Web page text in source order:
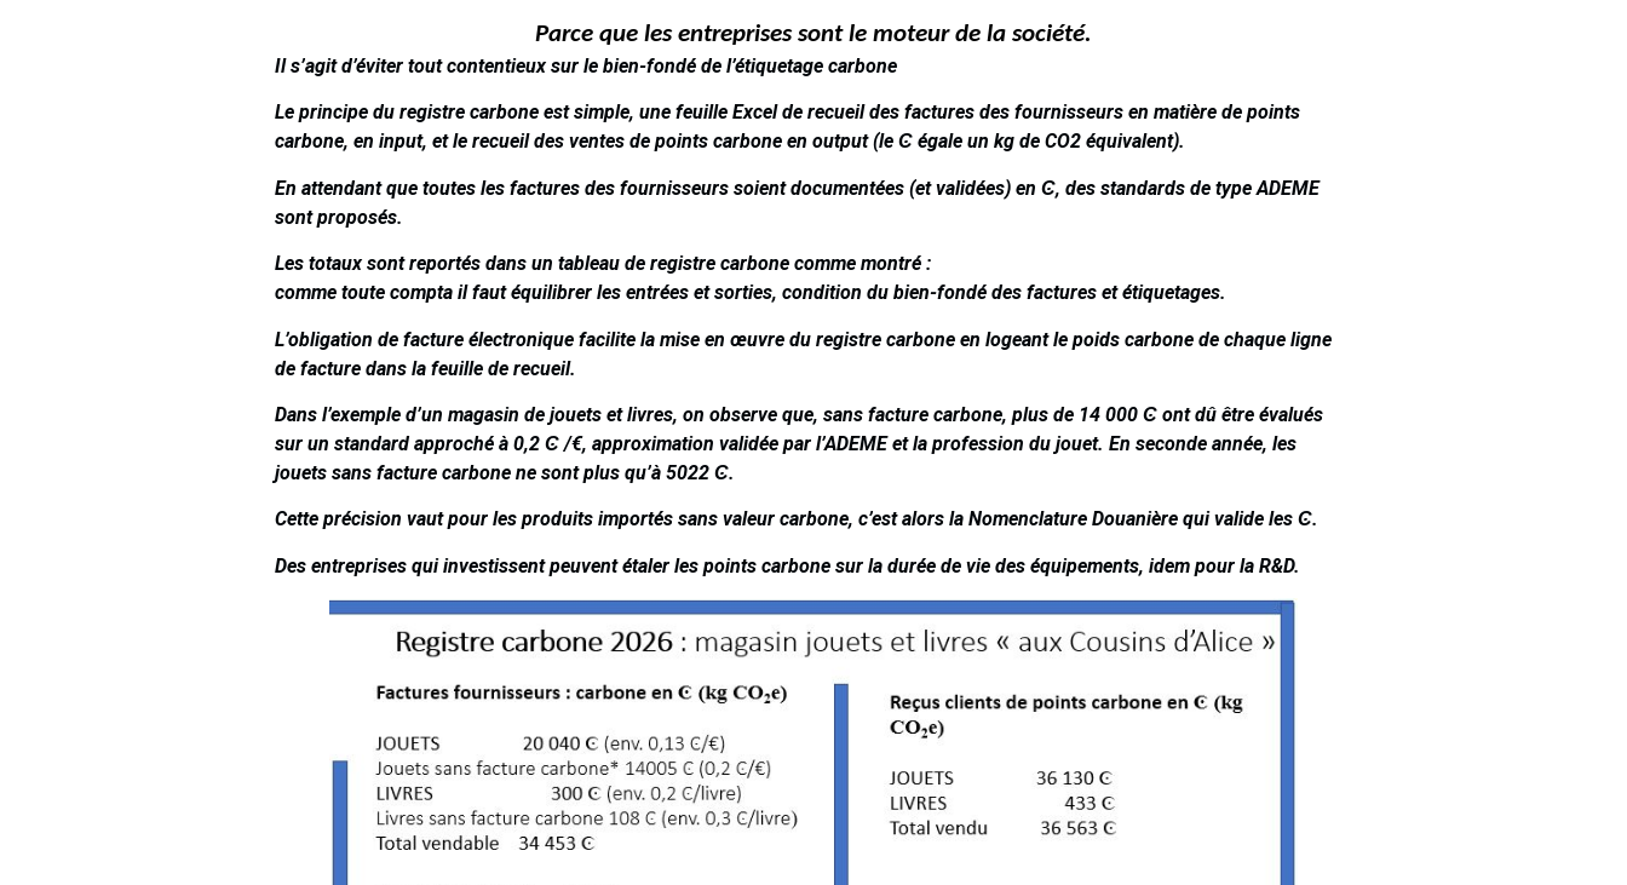
Parce que les entreprises sont le moteur de la société.
Il s’agit d’éviter tout contentieux sur le bien-fondé de l’étiquetage carbone
Le principe du registre carbone est simple, une feuille Excel de recueil des factures des fournisseurs en matière de points
carbone, en input, et le recueil des ventes de points carbone en output (leϾ égale un kg de CO2 équivalent).
En attendant que toutes les factures des fournisseurs soient documentées (et validées) enϾ,des standards de type ADEME
sont proposés.
Les totaux sont reportés dans un tableau de registre carbone comme montré :
comme toute compta il faut équilibrer les entrées et sorties, condition du bien-fondé des factures et étiquetages.
L’obligation de facture électronique facilite la mise en œuvre du registre carbone en logeant le poids carbone de chaque ligne
de facture dans la feuille de recueil.
Dans l’exemple d’un magasin de jouets et livres, on observe que, sans facture carbone, plus de 14 000Ͼ ont dû être évalués
sur un standard approché à 0,2 Ͼ /€, approximation validée par l’ADEME et la profession du jouet. En seconde année, les
jouets sans facture carbone ne sont plus qu’à 5022Ͼ.
Cette précision vaut pour les produits importés sans valeur carbone, c’est alors la Nomenclature Douanière qui valide lesϾ.
Des entreprises qui investissent peuvent étaler les points carbone sur la durée de vie des équipements, idem pour la R&D.